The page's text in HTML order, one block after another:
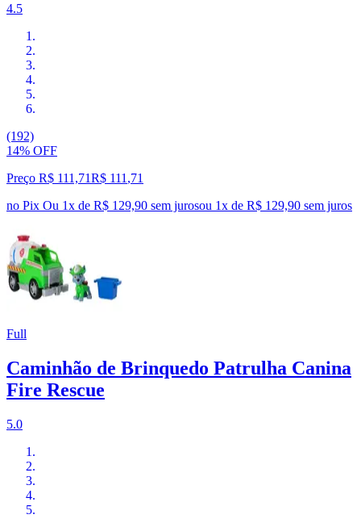
4.5
(192)
14% OFF
Preço R$ 111,71R$ 111 ,71
no Pix Ou 1x de R$ 129,90 sem jurosou 1x de R$ 129,90 sem juros
Full
Caminhão de Brinquedo Patrulha Canina
Fire Rescue
5.0